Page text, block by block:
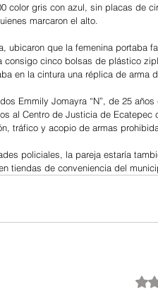
color gris con azul, sin placas de
marcaron el alto.
ubicaron que la femenina portaba
consigo cinco bolsas de plástico
en la cintura una réplica de arma
Emmily Jomayra “N”, de 25
al Centro de Justicia de
tráfico y acopio de armas
policiales, la pareja estaría
tiendas de conveniencia del